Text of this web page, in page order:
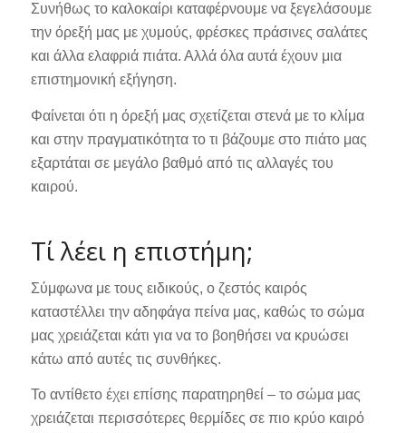
Συνήθως το καλοκαίρι καταφέρνουμε να ξεγελάσουμε
την όρεξή μας με χυμούς, φρέσκες πράσινες σαλάτες
και άλλα ελαφριά πιάτα. Αλλά όλα αυτά έχουν μια
επιστημονική εξήγηση.
Φαίνεται ότι η όρεξή μας σχετίζεται στενά με το κλίμα
και στην πραγματικότητα το τι βάζουμε στο πιάτο μας
εξαρτάται σε μεγάλο βαθμό από τις αλλαγές του
καιρού.
Τί λέει η επιστήμη;
Σύμφωνα με τους ειδικούς, ο ζεστός καιρός
καταστέλλει την αδηφάγα πείνα μας, καθώς το σώμα
μας χρειάζεται κάτι για να το βοηθήσει να κρυώσει
κάτω από αυτές τις συνθήκες.
Το αντίθετο έχει επίσης παρατηρηθεί – το σώμα μας
χρειάζεται περισσότερες θερμίδες σε πιο κρύο καιρό